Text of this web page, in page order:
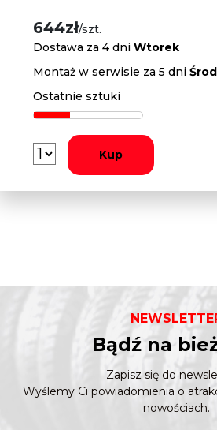
644zł/szt.
Dostawa za 4 dniWtorek
Montaż w serwisie za 5 dni
Ostatnie sztuki
Kup
Bądź na
Zapisz się do
Wyślemy Ci powiadomienia o
nowościach.